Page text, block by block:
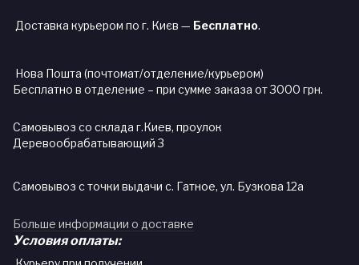
Доставка курьером по г. Києв — Бесплатно.
Нова Пошта (почтомат/отделение/курьером)
Бесплатно в отделение – при сумме заказа от 3000 грн.
Самовывоз со склада г.Киев, проулок
Деревообрабатывающий 3
Самовывоз с точки выдачи с. Гатное, ул. Бузкова 12а
Больше информации о доставке
Условия оплаты: